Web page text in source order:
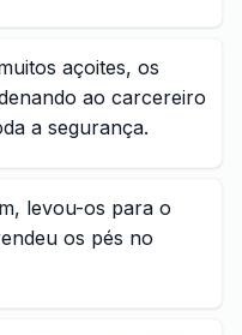
açoites, os
ao carcereiro
a segurança.
levou-os para o
os pés no